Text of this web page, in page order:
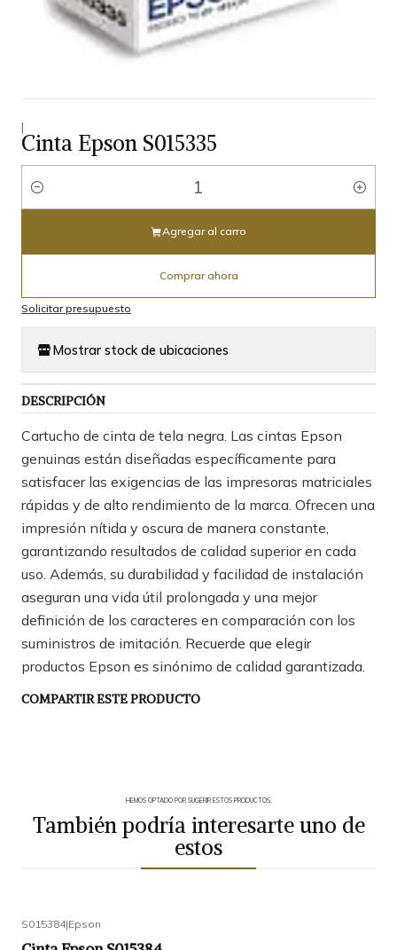
|
Cinta Epson S015335
Cantidad
Agregar al carro
Comprar ahora
Solicitar presupuesto
Mostrar stock de ubicaciones
DESCRIPCIÓN
Cartucho de cinta de tela negra. Las cintas Epson
genuinas están diseñadas específicamente para
satisfacer las exigencias de las impresoras matriciales
rápidas y de alto rendimiento de la marca. Ofrecen una
impresión nítida y oscura de manera constante,
garantizando resultados de calidad superior en cada
uso. Además, su durabilidad y facilidad de instalación
aseguran una vida útil prolongada y una mejor
definición de los caracteres en comparación con los
suministros de imitación. Recuerde que elegir
productos Epson es sinónimo de calidad garantizada.
COMPARTIR ESTE PRODUCTO
HEMOS OPTADO POR SUGERIR ESTOS PRODUCTOS.
También podría interesarte uno de
estos
S015384|Epson